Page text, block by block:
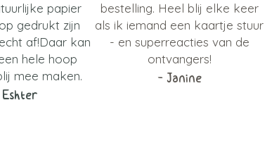
papier
gedrukt zijn
af!Daar kan
hele hoop
mee maken.
bestelling. Heel blij elke keer
als ik iemand een kaartje stuur
- en superreacties van de
ontvangers!
- Janine